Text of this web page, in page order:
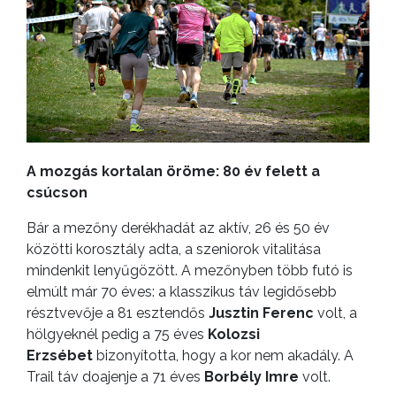
A mozgás kortalan öröme: 80 év felett a
csúcson
Bár a mezőny derékhadát az aktív, 26 és 50 év
közötti korosztály adta, a szeniorok vitalitása
mindenkit lenyűgözött. A mezőnyben több futó is
elmúlt már 70 éves: a klasszikus táv legidősebb
résztvevője a 81 esztendős Jusztin Ferenc volt, a
hölgyeknél pedig a 75 éves Kolozsi
Erzsébet bizonyította, hogy a kor nem akadály. A
Trail táv doajenje a 71 éves Borbély Imre volt.